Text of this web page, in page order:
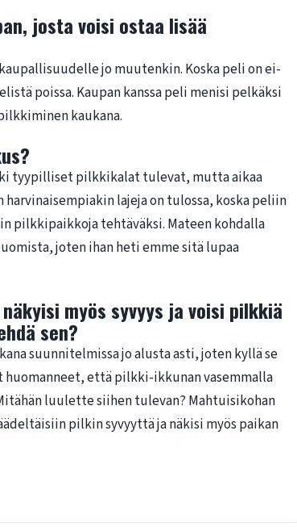
josta voisi ostaa lisää
jo muutenkin. Koska peli on ei-
poissa. Kaupan kanssa peli menisi pelkäksi
kaukana.
tyypilliset pilkkikalat tulevat, mutta aikaa
lajeja on tulossa, koska peliin
pilkkipaikkoja tehtäväksi. Mateen kohdalla
joten ihan heti emme sitä lupaa
myös syvyys ja voisi pilkkiä
sen?
suunnitelmissa jo alusta asti, joten kyllä se
huomanneet, että pilkki-ikkunan vasemmalla
luulette siihen tulevan? Mahtuisikohan
pilkin syvyyttä ja näkisi myös paikan